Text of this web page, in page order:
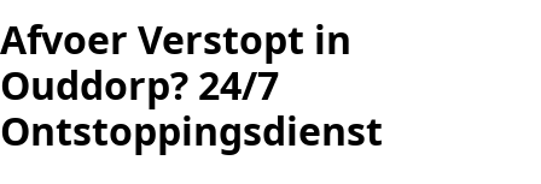
Afvoer Verstopt in
Ouddorp? 24/7
Ontstoppingsdienst